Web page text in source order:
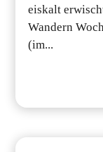
eiskalt
Wandern
(im...